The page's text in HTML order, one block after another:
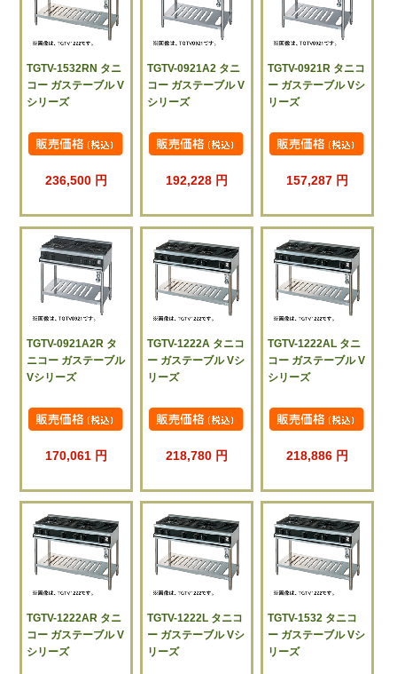
TGTV-1532RN タニ
コー ガステーブル V
シリーズ
236,500 円
TGTV-0921A2 タニ
コー ガステーブル V
シリーズ
192,228 円
TGTV-0921R タニコ
ー ガステーブル Vシ
リーズ
157,287 円
TGTV-0921A2R タ
ニコー ガステーブル
Vシリーズ
170,061 円
TGTV-1222A タニコ
ー ガステーブル Vシ
リーズ
218,780 円
TGTV-1222AL タニ
コー ガステーブル V
シリーズ
218,886 円
TGTV-1222AR タニ
コー ガステーブル V
シリーズ
TGTV-1222L タニコ
ー ガステーブル Vシ
リーズ
TGTV-1532 タニコ
ー ガステーブル Vシ
リーズ